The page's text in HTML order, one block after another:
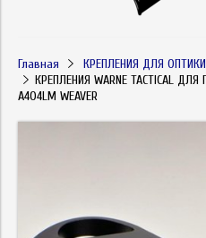
Главная КРЕПЛЕНИЯ ДЛЯ ОПТИКИ
КРЕПЛЕНИЯ WARNE TACTICAL
A404LM WEAVER